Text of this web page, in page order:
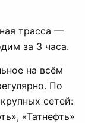
трасса —
за 3 часа.
на всём
По
сетей:
«Татнефть»